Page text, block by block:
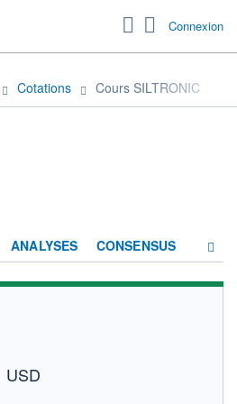
Connexion
Cotations Cours SILTRONIC
ANALYSES CONSENSUS
ACTIONNAIRES
USD